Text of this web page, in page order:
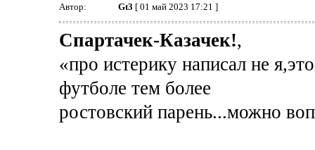
Автор: Gt3 [ 01 май 2023 17:21 ]
Спартачек-Казачек!,
«про истерику написал не
футболе тем более
ростовский парень...можно